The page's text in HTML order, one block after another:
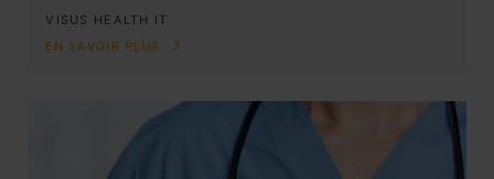
VISUS HEALTH IT
EN SAVOIR PLUS